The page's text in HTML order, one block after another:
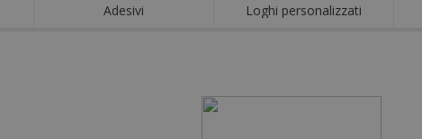
Adesivi Loghi personalizzati